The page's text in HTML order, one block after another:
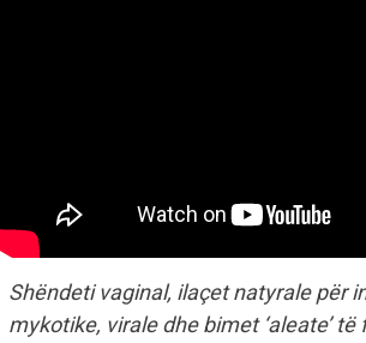
Shëndeti vaginal, ilaçet natyrale për
mykotike, virale dhe bimet ‘aleate’ të